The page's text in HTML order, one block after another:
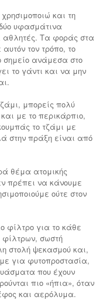
και τη
υφασμάτινα
αθλητές. Τα φοράς στα
τον τρόπο, το
σημείο ανάμεσα στο
το γάντι και να μην
μπορείς πολύ
με το περικάρπιο,
το τζάμι με
στην πράξη είναι από
θέμα ατομικής
πρέπει να κάνουμε
ούτε στον
φίλτρο για το κάθε
σωστή
στολή ψεκασμού και,
για φυτοπροστασία,
που έχουν
πιο «ήπια», όταν
και αερόλυμα.